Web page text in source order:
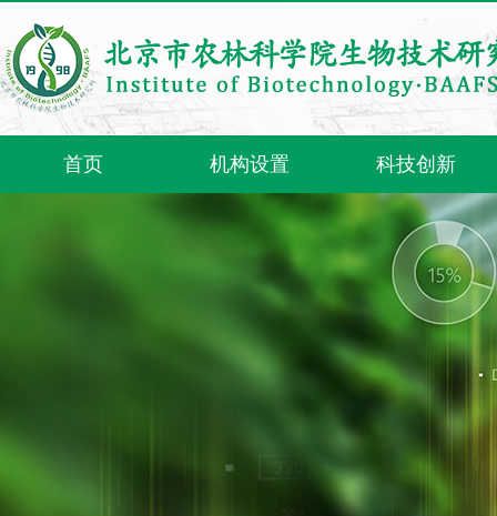
首页 机构设置 科技创新